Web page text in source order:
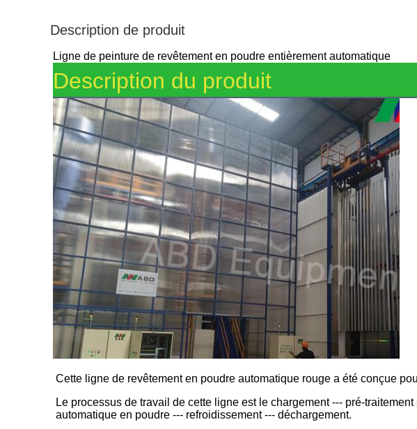
Description de produit
Ligne de peinture de revêtement en poudre entièrement automatique
Description du produit
Cette ligne de revêtement en poudre automatique rouge a été conçue
Le processus de travail de cette ligne est le chargement --- pré-
automatique en poudre --- refroidissement --- déchargement.